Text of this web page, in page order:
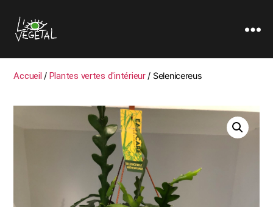
Accueil / Plantes vertes d'intérieur/ Selenicereus